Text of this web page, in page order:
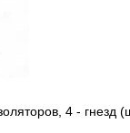
4 - гнезд